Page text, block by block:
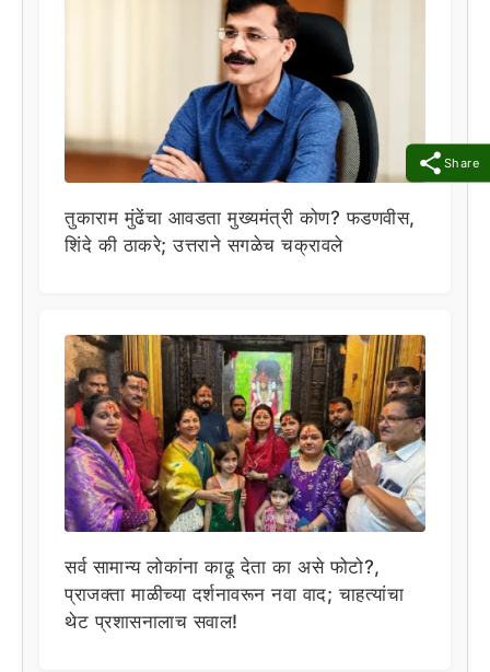
Share
तुकाराम मुंढेंचा आवडता मुख्यमंत्री कोण? फडणवीस,
शिंदे की ठाकरे; उत्तराने सगळेच चक्रावले
सर्व सामान्य लोकांना काढू देता का असे फोटो?,
प्राजक्ता माळीच्या दर्शनावरून नवा वाद; चाहत्यांचा
थेट प्रशासनालाच सवाल!